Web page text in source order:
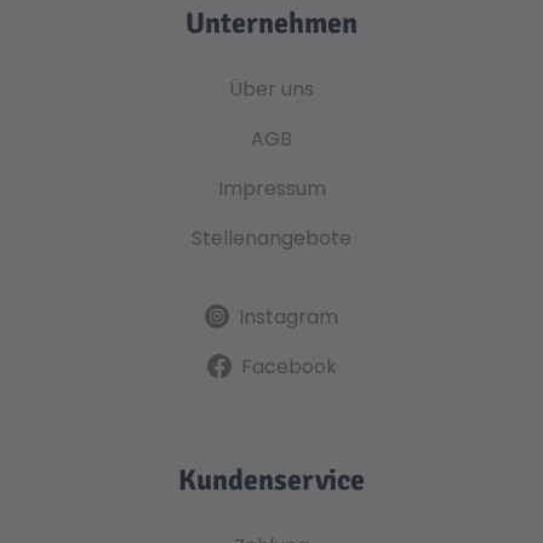
Unternehmen
Über uns
AGB
Impressum
Stellenangebote
Instagram
Facebook
Kundenservice